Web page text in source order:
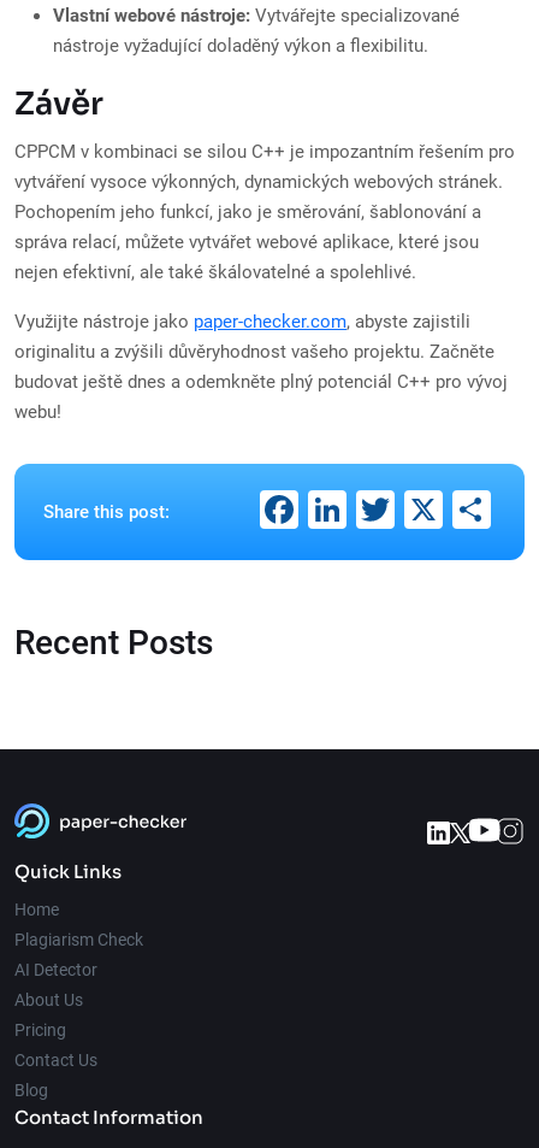
Vlastní webové nástroje: Vytvářejte specializované
nástroje vyžadující doladěný výkon a flexibilitu.
Závěr
CPPCM v kombinaci se silou C++ je impozantním řešením pro
vytváření vysoce výkonných, dynamických webových stránek.
Pochopením jeho funkcí, jako je směrování, šablonování a
správa relací, můžete vytvářet webové aplikace, které jsou
nejen efektivní, ale také škálovatelné a spolehlivé.
Využijte nástroje jako paper-checker.com, abyste zajistili
originalitu a zvýšili důvěryhodnost vašeho projektu. Začněte
budovat ještě dnes a odemkněte plný potenciál C++ pro vývoj
webu!
Share this post: Facebook
LinkedIn
Twitter
X
Recent Posts
Quick Links
Home
Plagiarism Check
AI Detector
About Us
Pricing
Contact Us
Blog
Contact Information